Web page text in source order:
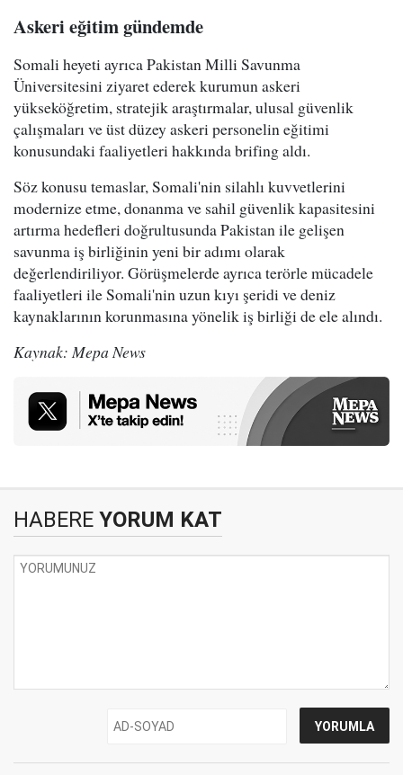
Askeri eğitim gündemde
Somali heyeti ayrıca Pakistan Milli Savunma
Üniversitesini ziyaret ederek kurumun askeri
yükseköğretim, stratejik araştırmalar, ulusal güvenlik
çalışmaları ve üst düzey askeri personelin eğitimi
konusundaki faaliyetleri hakkında brifing aldı.
Söz konusu temaslar, Somali'nin silahlı kuvvetlerini
modernize etme, donanma ve sahil güvenlik kapasitesini
artırma hedefleri doğrultusunda Pakistan ile gelişen
savunma iş birliğinin yeni bir adımı olarak
değerlendiriliyor. Görüşmelerde ayrıca terörle mücadele
faaliyetleri ile Somali'nin uzun kıyı şeridi ve deniz
kaynaklarının korunmasına yönelik iş birliği de ele alındı.
Kaynak: Mepa News
HABERE YORUM KAT